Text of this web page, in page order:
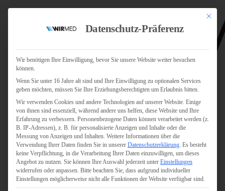
Jobs
Für Unternehmen
Personaldienstleister
Pflege
Pflegepersonal
Mit
Datenschutz-Präferenz
Wir benötigen Ihre Einwilligung, bevor Sie unsere Website weiter besuchen
können.
Wenn Sie unter 16 Jahre alt sind und Ihre Einwilligung zu optionalen Services
geben möchten, müssen Sie Ihre Erziehungsberechtigten um Erlaubnis bitten.
Wir verwenden Cookies und andere Technologien auf unserer Website. Einige
von ihnen sind essenziell, während andere uns helfen, diese Website und Ihre
Erfahrung zu verbessern. Personenbezogene Daten können verarbeitet werden (z.
B. IP-Adressen), z. B. für personalisierte Anzeigen und Inhalte oder die
Messung von Anzeigen und Inhalten. Weitere Informationen über die
Verwendung Ihrer Daten finden Sie in unserer Datenschutzerklärung. Es besteht
keine Verpflichtung, in die Verarbeitung Ihrer Daten einzuwilligen, um dieses
Angebot zu nutzen. Sie können Ihre Auswahl jederzeit unter Einstellungen
widerrufen oder anpassen. Bitte beachten Sie, dass aufgrund individueller
Einstellungen möglicherweise nicht alle Funktionen der Website verfügbar sind.